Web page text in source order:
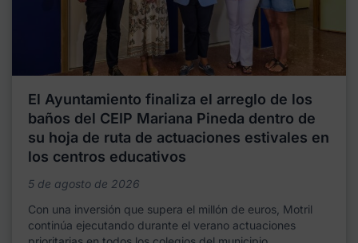
El Ayuntamiento finaliza el arreglo de los
baños del CEIP Mariana Pineda dentro de
su hoja de ruta de actuaciones estivales en
los centros educativos
5 de agosto de 2026
Con una inversión que supera el millón de euros, Motril
continúa ejecutando durante el verano actuaciones